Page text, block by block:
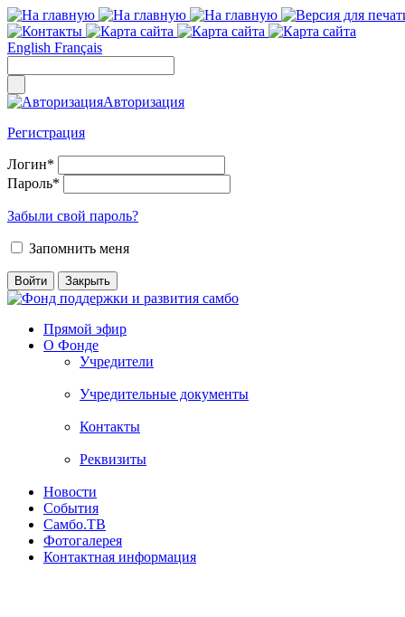
English Français
Авторизация
Регистрация
Логин*
Пароль*
Забыли свой пароль?
Запомнить меня
Прямой эфир
О Фонде
Учредители
Учредительные документы
Контакты
Реквизиты
Новости
События
Самбо.ТВ
Фотогалерея
Контактная информация